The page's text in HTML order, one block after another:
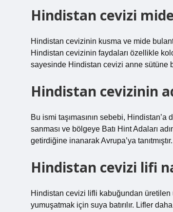
Hindistan cevizi
Hindistan cevizinin kusma ve mide
Hindistan cevizinin faydaları özellikle
sayesinde Hindistan cevizi anne sütüne
Hindistan cevizinin
Bu ismi taşımasının sebebi,
sanması ve bölgeye Batı Hint Adaları
getirdiğine inanarak Avrupa’ya tanıtmıştır.
Hindistan cevizi lifi
Hindistan cevizi lifli kabuğundan üretilen
yumuşatmak için suya batırılır. Lifler